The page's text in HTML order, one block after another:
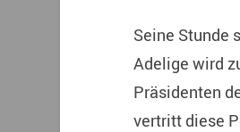
Seine Stunde
Adelige wird
Präsidenten
vertritt diese